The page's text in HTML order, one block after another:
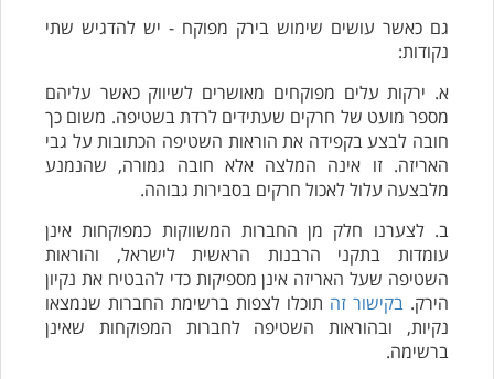
גם כאשר עושים שימוש בירק מפוקח - יש להדגיש שתי
נקודות:
א. ירקות עלים מפוקחים מאושרים לשיווק כאשר עליהם
מספר מועט של חרקים שעתידים לרדת בשטיפה. משום כך
חובה לבצע בקפידה את הוראות השטיפה הכתובות על גבי
האריזה. זו אינה המלצה אלא חובה גמורה, שהנמנע
מלבצעה עלול לאכול חרקים בסבירות גבוהה.
ב. לצערנו חלק מן החברות המשווקות כמפוקחות אינן
עומדות בתקני הרבנות הראשית לישראל, והוראות
השטיפה שעל האריזה אינן מספיקות כדי להבטיח את נקיון
הירק. בקישור זה תוכלו לצפות ברשימת החברות שנמצאו
נקיות, ובהוראות השטיפה לחברות המפוקחות שאינן
ברשימה.